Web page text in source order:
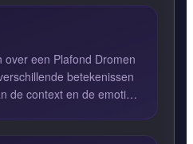
over een Plafond Dromen
betekenissen
de context en de emoties